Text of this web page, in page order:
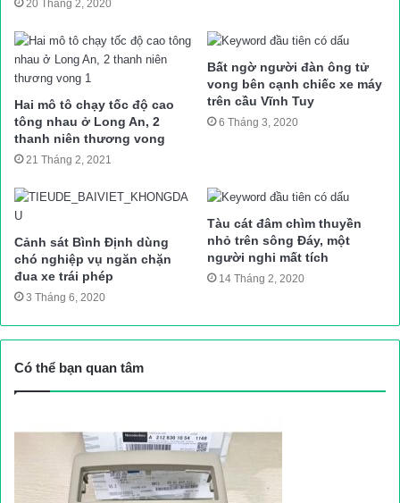
– 210.94”, văn bản nêu rõ.
tai nạn giao thông Tin tuc trong ngay
20 Tháng 2, 2020
Hai mô tô chạy tốc độ cao
tông nhau ở Long An, 2
thanh niên thương vong
21 Tháng 2, 2021
Bất ngờ người đàn ông tử
vong bên cạnh chiếc xe máy
trên cầu Vĩnh Tuy
6 Tháng 3, 2020
Cảnh sát Bình Định dùng
chó nghiệp vụ ngăn chặn
đua xe trái phép
3 Tháng 6, 2020
Tàu cát đâm chìm thuyền
nhỏ trên sông Đáy, một
người nghi mất tích
14 Tháng 2, 2020
Có thể bạn quan tâm